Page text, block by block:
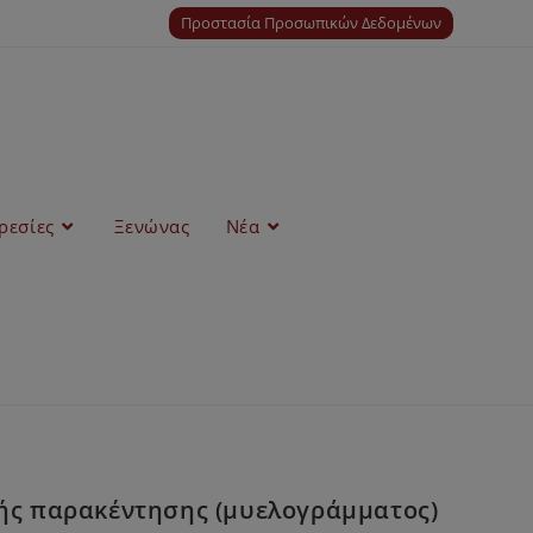
Προστασία Προσωπικών Δεδομένων
Ξενώνας Νέα
παρακέντησης (μυελογράμματος)